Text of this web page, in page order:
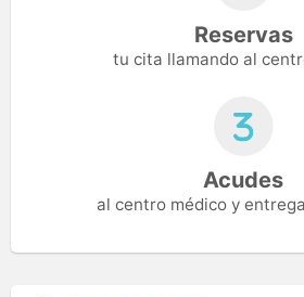
Reservas
tu cita llamando al
Acudes
al centro médico y